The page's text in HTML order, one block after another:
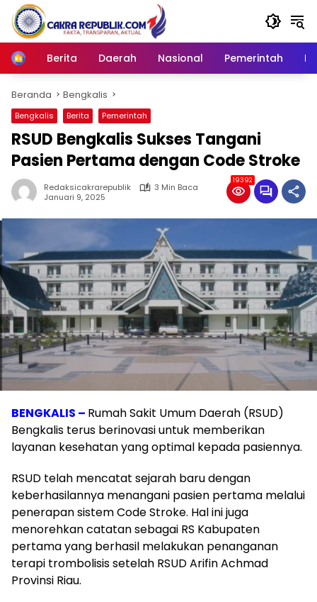
Langsung
konten
Home
Berita Daerah Nasional Pemerintah
Beranda Bengkalis
Bengkalis Berita Pemerintah
RSUD Bengkalis Sukses Tangani
Pasien Pertama dengan Code Stroke
Redaksicakrarepublik
3 Min Baca
Januari 9, 2025
19392
BENGKALIS – Rumah Sakit Umum Daerah (RSUD)
Bengkalis terus berinovasi untuk memberikan
layanan kesehatan yang optimal kepada pasiennya.
RSUD telah mencatat sejarah baru dengan
keberhasilannya menangani pasien pertama melalui
penerapan sistem Code Stroke. Hal ini juga
menorehkan catatan sebagai RS Kabupaten
pertama yang berhasil melakukan penanganan
terapi trombolisis setelah RSUD Arifin Achmad
Provinsi Riau.